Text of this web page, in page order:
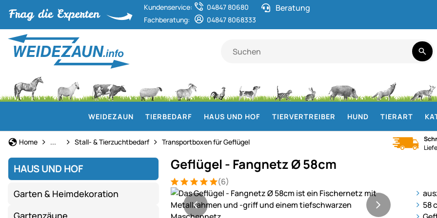
Kundenservice:
04847 80680
Fachberatung:
04847 8068333
Beratung
WEIDEZAUN TIERBEDARF HAUS UND HOF TIERVERTREIBER HUND TIERART
Home Haus und Hof
... Stall- & Tierzuchtbedarf Transportboxen für Geflügel
HAUS UND HOF
Garten & Heimdekoration
Gartenzäune
Geflügel - Fangnetz Ø 58cm
Bewertung: 5 von 5 (6 Bewertungen)
6 Bewertungen
(6)
Produktgalerie
58